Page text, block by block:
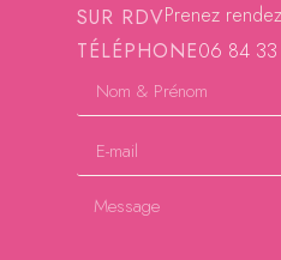
SUR RDVPrenez
TÉLÉPHONE06 84